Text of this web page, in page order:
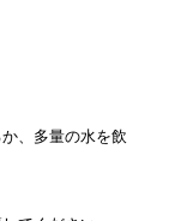
、多量の水を飲